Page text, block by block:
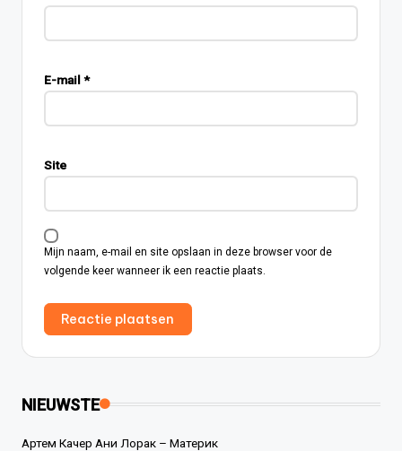
E-mail *
Site
Mijn naam, e-mail en site opslaan in deze browser voor de
volgende keer wanneer ik een reactie plaats.
NIEUWSTE
Артем Качер Ани Лорак – Материк